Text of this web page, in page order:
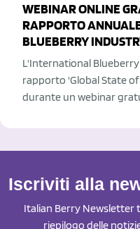
WEBINAR ONLINE
RAPPORTO
BLUEBERRY
L'International
rapporto 'Global State
durante un webinar
Iscriviti alla
Italian Berry Newsletter
riepilogo delle